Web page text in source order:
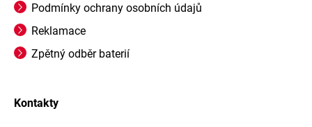
Podmínky ochrany osobních údajů
Reklamace
Zpětný odběr baterií
Kontakty